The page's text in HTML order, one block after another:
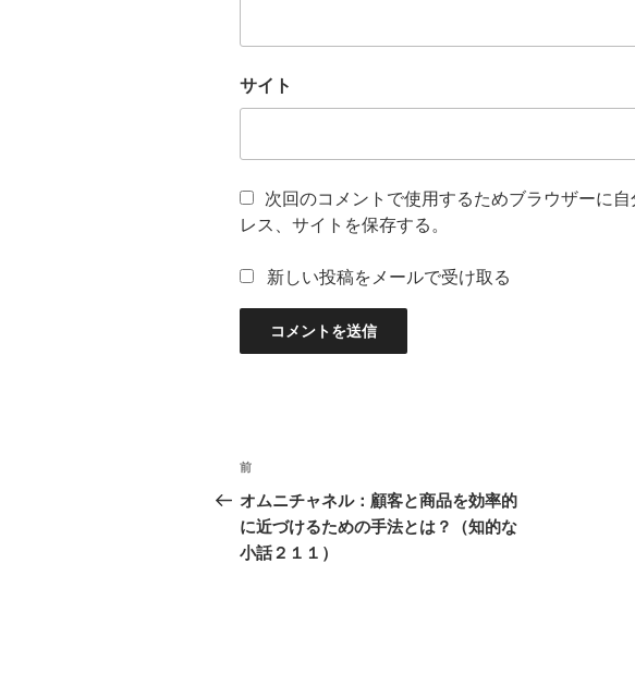
サイト
次回のコメントで使用するためブラウザーに
レス、サイトを保存する。
新しい投稿をメールで受け取る
投
稿
ナ
過
去
の
投
前
オムニチャネル：顧客と商品を効率的
に近づけるための手法とは？（知的な
小話２１１）